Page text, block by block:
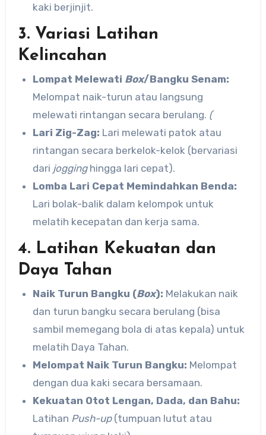
kaki berjinjit.
3. Variasi Latihan
Kelincahan
Lompat Melewati Box/Bangku Senam:
Melompat naik-turun atau langsung
melewati rintangan secara berulang. (
Lari Zig-Zag: Lari melewati patok atau
rintangan secara berkelok-kelok (bervariasi
dari jogginghingga lari cepat).
Lomba Lari Cepat Memindahkan Benda:
Lari bolak-balik dalam kelompok untuk
melatih kecepatan dan kerja sama.
4. Latihan Kekuatan dan
Daya Tahan
Naik Turun Bangku (Box): Melakukan naik
dan turun bangku secara berulang (bisa
sambil memegang bola di atas kepala) untuk
melatih Daya Tahan.
Melompat Naik Turun Bangku: Melompat
dengan dua kaki secara bersamaan.
Kekuatan Otot Lengan, Dada, dan Bahu:
Latihan Push-up(tumpuan lutut atau